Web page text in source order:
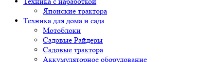
Японские трактора
Техника для дома и сада
Мотоблоки
Садовые Райдеры
Садовые трактора
Аккумуляторное оборудование